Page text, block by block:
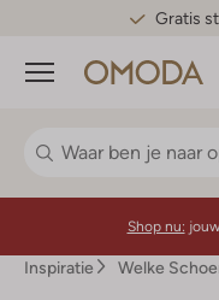
Gratis
Menu
Shop nu:
Inspiratie Welke